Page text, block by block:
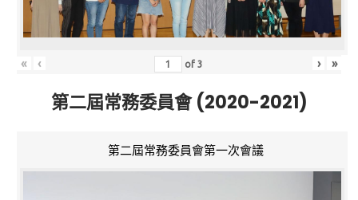
« ‹ of3 › »
第二屆常務委員會 (2020-2021)
第二屆常務委員會第一次會議